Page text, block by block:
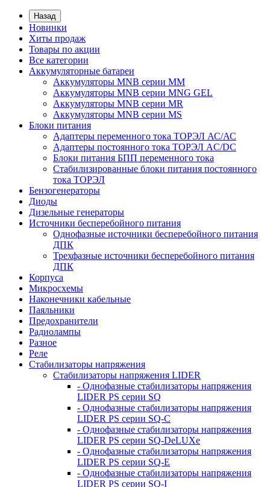
Назад
Новинки
Хиты продаж
Товары по акции
Все категории
Аккумуляторные батареи
Аккумуляторы MNB серии MM
Аккумуляторы MNB серии MNG GEL
Аккумуляторы MNB серии MR
Аккумуляторы MNB серии MS
Блоки питания
Адаптеры переменного тока ТОРЭЛ АС/АС
Адаптеры постоянного тока ТОРЭЛ AC/DC
Блоки питания БПП переменного тока
Стабилизированные блоки питания постоянного
тока ТОРЭЛ
Бензогенераторы
Диоды
Дизельные генераторы
Источники бесперебойного питания
Однофазные источники бесперебойного питания
ДПК
Трехфазные источники бесперебойного питания
ДПК
Корпуса
Микросхемы
Наконечники кабельные
Паяльники
Предохранители
Радиолампы
Разное
Реле
Стабилизаторы напряжения
Стабилизаторы напряжения LIDER
- Однофазные стабилизаторы напряжения
LIDER PS серии SQ
- Однофазные стабилизаторы напряжения
LIDER PS серии SQ-C
- Однофазные стабилизаторы напряжения
LIDER PS серии SQ-DeLUXe
- Однофазные стабилизаторы напряжения
LIDER PS серии SQ-E
- Однофазные стабилизаторы напряжения
LIDER PS серии SQ-I